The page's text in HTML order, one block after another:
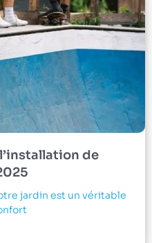
de
jardin est un véritable